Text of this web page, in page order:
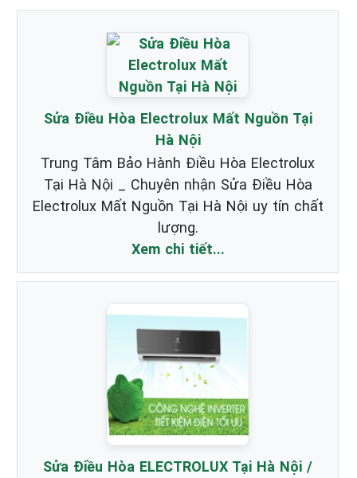
Sửa Điều Hòa Electrolux Mất Nguồn Tại
Hà Nội
Trung Tâm Bảo Hành Điều Hòa Electrolux
Tại Hà Nội _ Chuyên nhận Sửa Điều Hòa
Electrolux Mất Nguồn Tại Hà Nội uy tín chất
lượng.
Xem chi tiết...
Sửa Điều Hòa ELECTROLUX Tại Hà Nội /